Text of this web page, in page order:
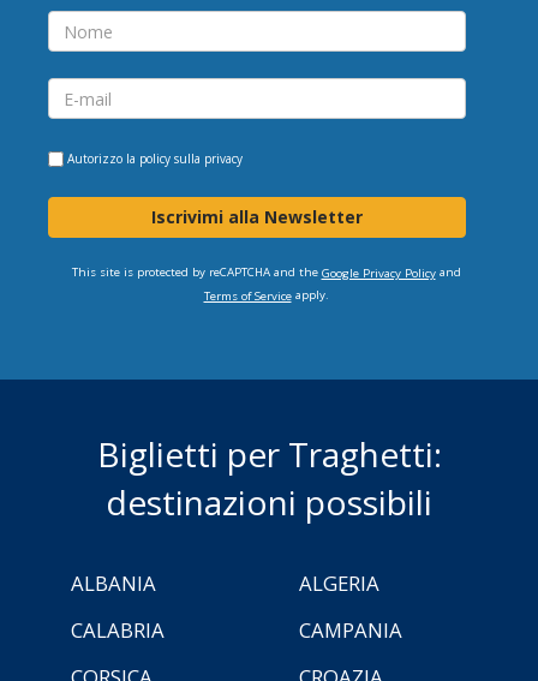
Autorizzo la policy sulla privacy
Iscrivimi alla Newsletter
This site is protected by reCAPTCHA and the Google Privacy Policyand
Terms of Serviceapply.
Biglietti per Traghetti:
destinazioni possibili
ALBANIA
ALGERIA
CALABRIA
CAMPANIA